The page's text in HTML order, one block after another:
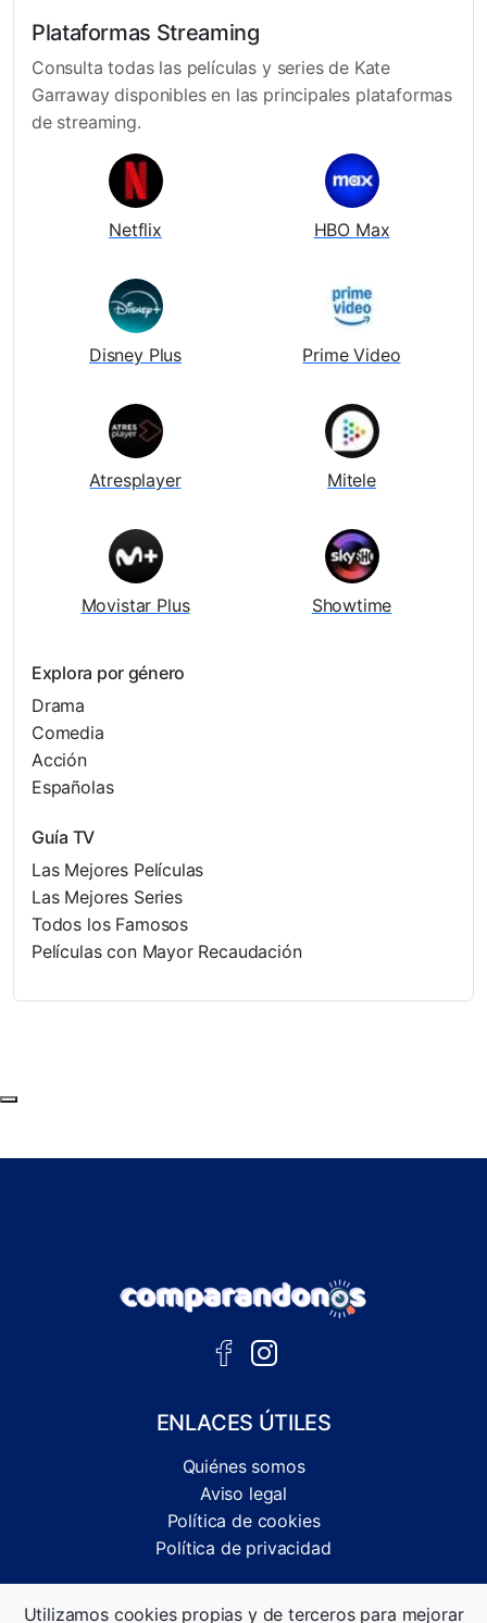
Plataformas Streaming
Consulta todas las películas y series de Kate
Garraway disponibles en las principales plataformas
de streaming.
Netflix HBO Max
Disney Plus Prime Video
Atresplayer Mitele
Movistar Plus Showtime
Explora por género
Drama
Comedia
Acción
Españolas
Guía TV
Las Mejores Películas
Las Mejores Series
Todos los Famosos
Películas con Mayor Recaudación
ENLACES ÚTILES
Quiénes somos
Aviso legal
Política de cookies
Política de privacidad
Utilizamos cookies propias y de terceros para mejorar